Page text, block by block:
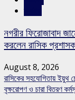
নগরীর ফিরোজাবাদ
করলেন রাসিক প্রশাসক
August 8, 2026
রাসিকের সহযোগিতায় ইয়ুথ
বৃক্ষরোপণ ও চারা বিতরণ